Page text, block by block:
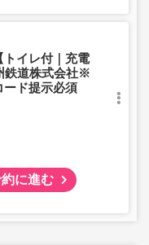
トイレ付｜充電
鉄道株式会社※
ード提示必須
に進む